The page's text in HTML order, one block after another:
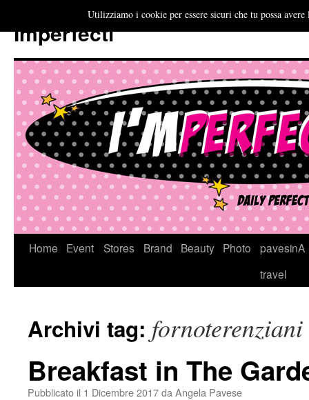
Imperfecti
VaiHome Event Stores Brand Beauty Photo
pavesinA
travel
Archivi tag: fornoterenziani
Breakfast in The
Pubblicato il 1 Dicembre 2017da Angela Pavese
Utilizziamo i cookie per essere sicuri che tu possa